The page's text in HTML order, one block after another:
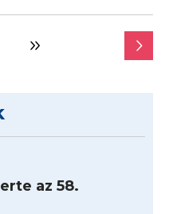
az 58.